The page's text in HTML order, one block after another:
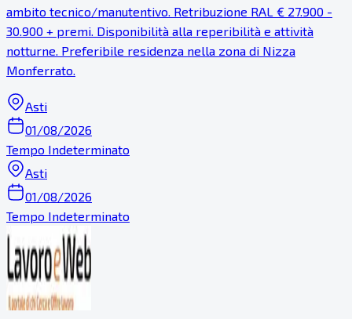
ambito tecnico/manutentivo. Retribuzione RAL € 27.900 -
30.900 + premi. Disponibilità alla reperibilità e attività
notturne. Preferibile residenza nella zona di Nizza
Monferrato.
Asti
01/08/2026
Tempo Indeterminato
Asti
01/08/2026
Tempo Indeterminato